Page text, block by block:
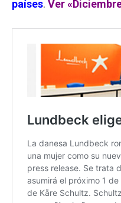
países. Ver